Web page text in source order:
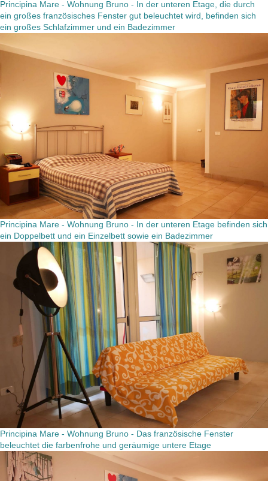
Principina Mare - Wohnung Bruno - In der unteren Etage, die durch
ein großes französisches Fenster gut beleuchtet wird, befinden sich
ein großes Schlafzimmer und ein Badezimmer
Principina Mare - Wohnung Bruno - In der unteren Etage befinden sich
ein Doppelbett und ein Einzelbett sowie ein Badezimmer
Principina Mare - Wohnung Bruno - Das französische Fenster
beleuchtet die farbenfrohe und geräumige untere Etage